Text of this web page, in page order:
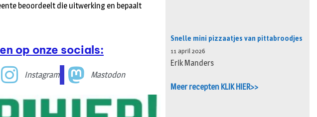
beoordeelt die uitwerking en bepaalt
op onze socials:
Instagram Mastodon
Snelle mini pizzaatjes van pittabroodjes
11 april 2026
Erik Manders
Meer recepten KLIK HIER>>